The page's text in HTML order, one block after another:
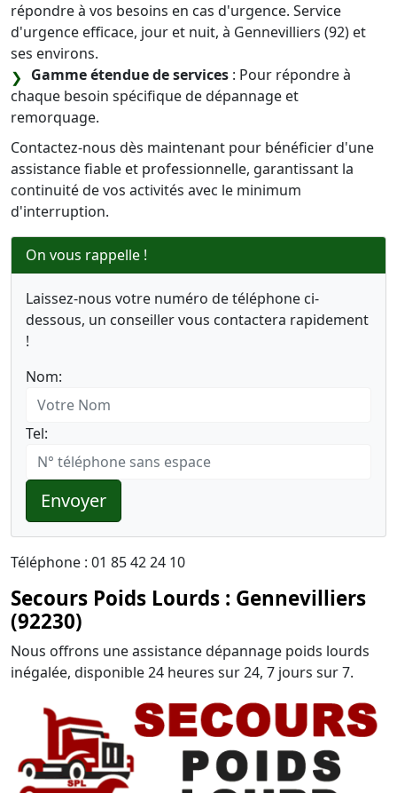
répondre à vos besoins en cas d'urgence. Service
d'urgence efficace, jour et nuit, à Gennevilliers (92) et
ses environs.
Gamme étendue de services : Pour répondre à
chaque besoin spécifique de dépannage et
remorquage.
Contactez-nous dès maintenant pour bénéficier d'une
assistance fiable et professionnelle, garantissant la
continuité de vos activités avec le minimum
d'interruption.
On vous rappelle !
Laissez-nous votre numéro de téléphone ci-
dessous, un conseiller vous contactera rapidement
!
Nom:
Tel:
Envoyer
Téléphone : 01 85 42 24 10
Secours Poids Lourds : Gennevilliers
(92230)
Nous offrons une assistance dépannage poids lourds
inégalée, disponible 24 heures sur 24, 7 jours sur 7.